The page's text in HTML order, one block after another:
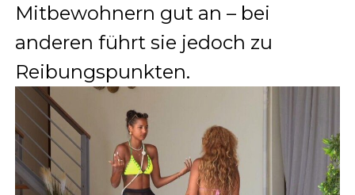
Mitbewohnern gut an – bei
anderen führt sie jedoch zu
Reibungspunkten.